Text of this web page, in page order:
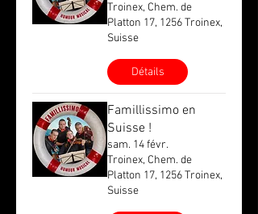
Troinex, Chem. de
Platton 17, 1256 Troinex,
Suisse
Détails
Famillissimo en
Suisse !
sam. 14 févr.
Troinex, Chem. de
Platton 17, 1256 Troinex,
Suisse